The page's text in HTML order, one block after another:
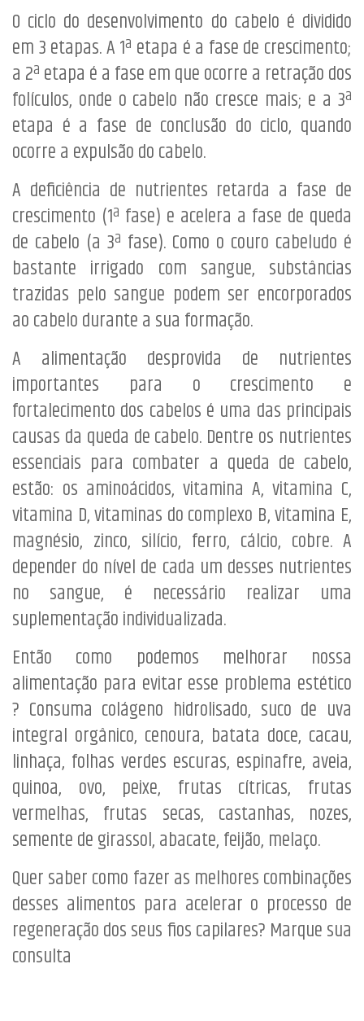
O ciclo do desenvolvimento do cabelo é dividido
em 3 etapas. A 1ª etapa é a fase de crescimento;
a 2ª etapa é a fase em que ocorre a retração dos
folículos, onde o cabelo não cresce mais; e a 3ª
etapa é a fase de conclusão do ciclo, quando
ocorre a expulsão do cabelo.
A deficiência de nutrientes retarda a fase de
crescimento (1ª fase) e acelera a fase de queda
de cabelo (a 3ª fase). Como o couro cabeludo é
bastante irrigado com sangue, substâncias
trazidas pelo sangue podem ser encorporados
ao cabelo durante a sua formação.
A alimentação desprovida de nutrientes
importantes para o crescimento e
fortalecimento dos cabelos é uma das principais
causas da queda de cabelo. Dentre os nutrientes
essenciais para combater a queda de cabelo,
estão: os aminoácidos, vitamina A, vitamina C,
vitamina D, vitaminas do complexo B, vitamina E,
magnésio, zinco, silício, ferro, cálcio, cobre. A
depender do nível de cada um desses nutrientes
no sangue, é necessário realizar uma
suplementação individualizada.
Então como podemos melhorar nossa
alimentação para evitar esse problema estético
? Consuma colágeno hidrolisado, suco de uva
integral orgânico, cenoura, batata doce, cacau,
linhaça, folhas verdes escuras, espinafre, aveia,
quinoa, ovo, peixe, frutas cítricas, frutas
vermelhas, frutas secas, castanhas, nozes,
semente de girassol, abacate, feijão, melaço.
Quer saber como fazer as melhores combinações
desses alimentos para acelerar o processo de
regeneração dos seus fios capilares? Marque sua
consulta